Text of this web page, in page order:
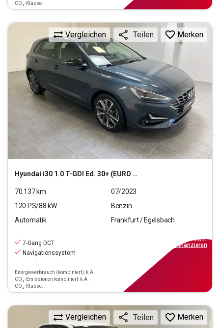
CO₂-Klasse:
Hyundai i30 1.0 T-GDI Ed. 30+ (EURO 6d)(OPF)
Vergleichen Teilen Merken
70.137km
07/2023
120 PS/88kW
Benzin
Automatik
Frankfurt / Egelsbach
7-Gang DCT
Navigationssystem
Energieverbrauch (kombiniert): k.A.
CO₂-Emissionen kombiniert: k.A.
CO₂-Klasse:
inkl.MwSt.
finanzieren
Vergleichen Teilen Merken